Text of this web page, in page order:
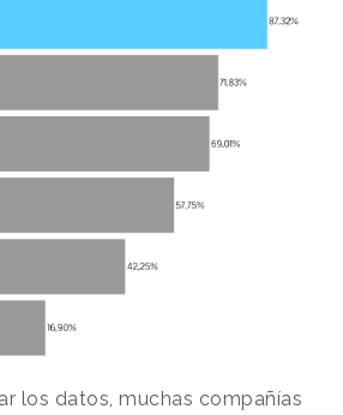
los datos, muchas compañías